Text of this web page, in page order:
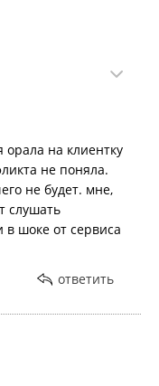
на клиентку
не поняла.
не будет. мне,
слушать
шоке от сервиса
ответить